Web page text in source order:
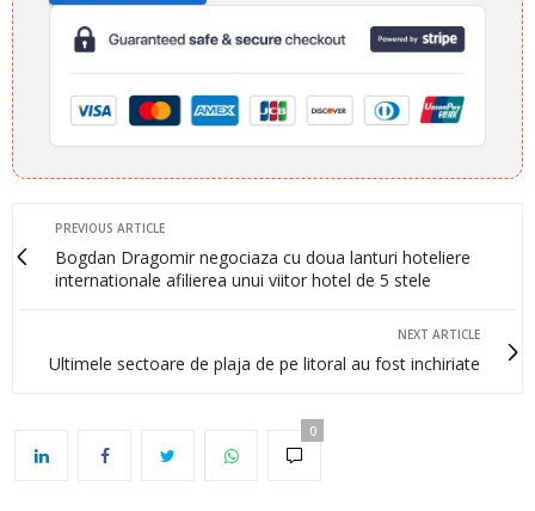
PREVIOUS ARTICLE
Bogdan Dragomir negociaza cu doua lanturi hoteliere
internationale afilierea unui viitor hotel de 5 stele
NEXT ARTICLE
Ultimele sectoare de plaja de pe litoral au fost inchiriate
0